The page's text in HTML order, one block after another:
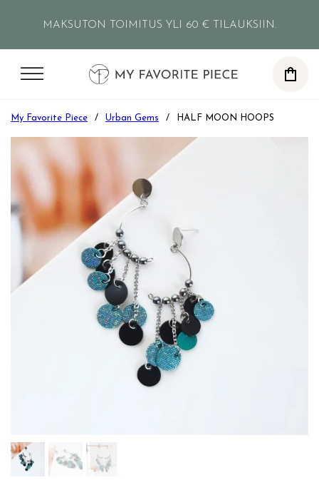
MAKSUTON TOIMITUS YLI 60 € TILAUKSIIN.
My Favorite Piece / Urban Gems / HALF MOON HOOPS